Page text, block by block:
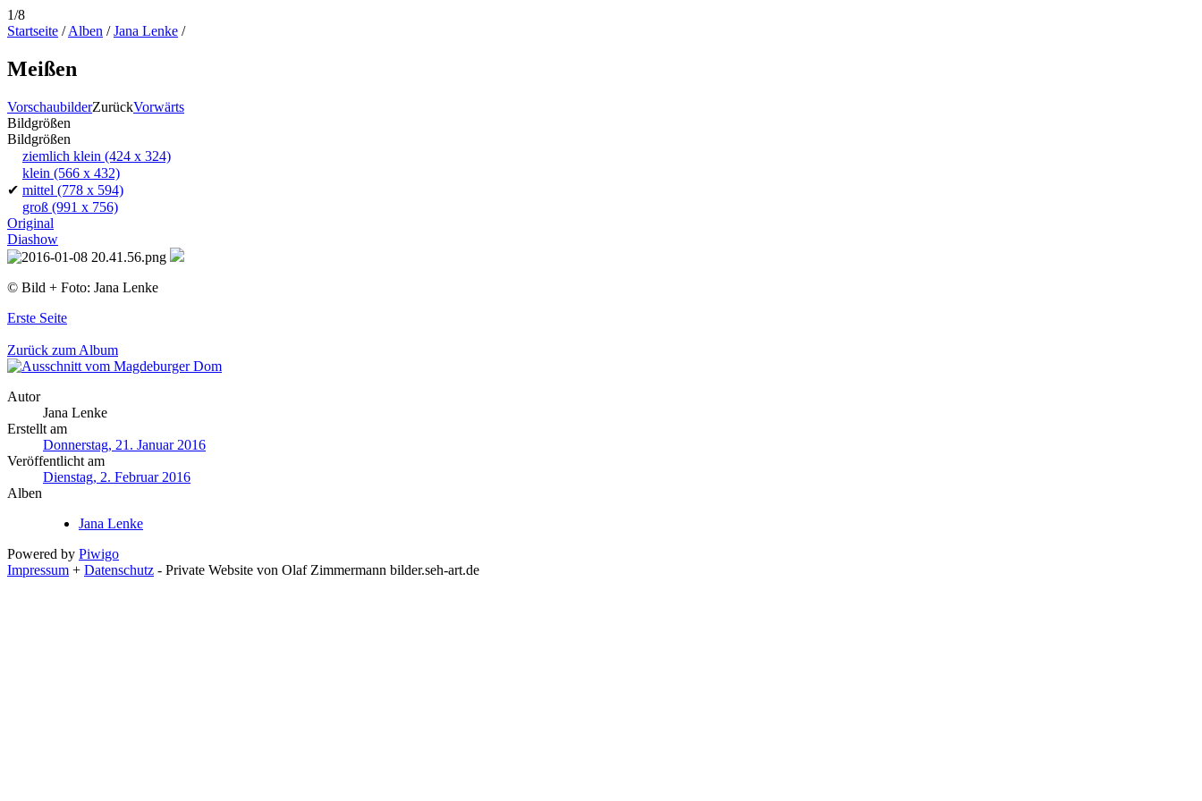
1/8
Startseite /Alben /Jana Lenke /
Meißen
VorschaubilderZurückVorwärts
Bildgrößen
Bildgrößen
ziemlich klein (424 x 324)
klein (566 x 432)
✔ mittel (778 x 594)
groß (991 x 756)
Original
Diashow
© Bild + Foto: Jana Lenke
Erste Seite
Zurück zum Album
Autor
Jana Lenke
Erstellt am
Donnerstag, 21. Januar 2016
Veröffentlicht am
Dienstag, 2. Februar 2016
Alben
Jana Lenke
Powered by Piwigo
Impressum + Datenschutz - Private Website von Olaf Zimmermann bilder.seh-art.de